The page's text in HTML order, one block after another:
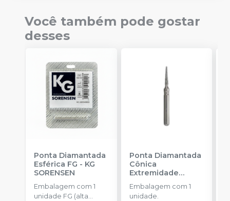
Você também pode gostar
desses
Ponta Diamantada
Esférica FG - KG
SORENSEN
Embalagem com 1
unidade FG (alta
Ponta Diamantada
Cônica
Extremidade
KG SORENSEN
Embalagem com 1
unidade.